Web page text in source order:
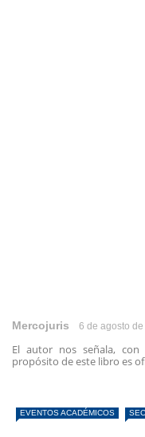
Mercojuris 6 de agosto
El autor nos señala,
propósito de este libro es
EVENTOS ACADÉMICOS